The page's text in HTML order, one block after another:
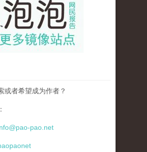
或者希望成为作者？
pao.net